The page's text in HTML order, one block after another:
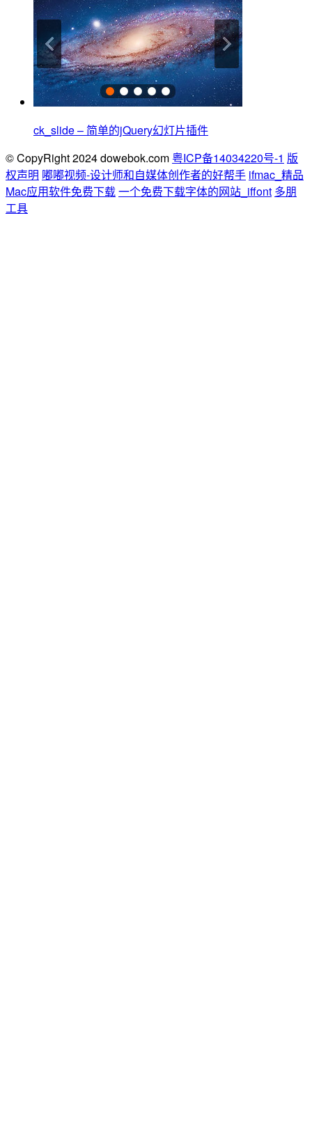
ck_slide – 简单的jQuery幻灯片插件
© CopyRight 2024 dowebok.com 粤ICP备14034220号-1 版
权声明 嘟嘟视频-设计师和自媒体创作者的好帮手 ifmac_精品
Mac应用软件免费下载一个免费下载字体的网站_iffont 多朋
工具